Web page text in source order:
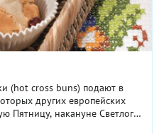
(hot cross buns) подают в
других европейских
Пятницу, накануне Светлого
...